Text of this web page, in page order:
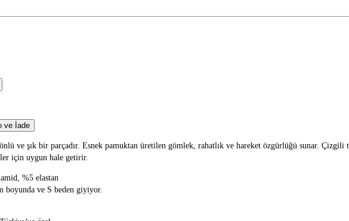
ve İade
ve şık bir parçadır. Esnek pamuktan üretilen gömlek, rahatlık ve hareket özgürlüğü sunar. Çizgili
için uygun hale getirir.
%5 elastan
boyunda ve S beden giyiyor.